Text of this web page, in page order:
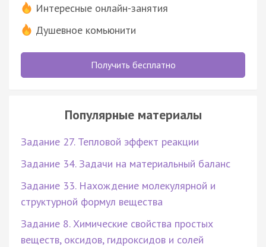
Интересные онлайн-занятия
Душевное комьюнити
Получить бесплатно
Популярные материалы
Задание 27. Тепловой эффект реакции
Задание 34. Задачи на материальный баланс
Задание 33. Нахождение молекулярной и
структурной формул вещества
Задание 8. Химические свойства простых
веществ, оксидов, гидроксидов и солей